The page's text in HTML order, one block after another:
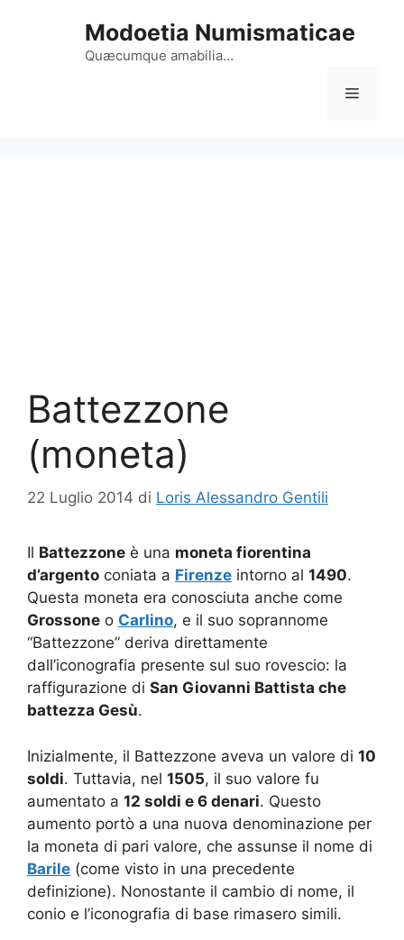
Modoetia Numismaticae
Quæcumque amabilia…
Menu
Battezzone
(moneta)
22 Luglio 2014 di Loris Alessandro Gentili
Il Battezzone è una moneta fiorentina
d’argento coniata a Firenze intorno al 1490.
Questa moneta era conosciuta anche come
Grossone o Carlino, e il suo soprannome
“Battezzone” deriva direttamente
dall’iconografia presente sul suo rovescio: la
raffigurazione di San Giovanni Battista che
battezza Gesù.
Inizialmente, il Battezzone aveva un valore di 10
soldi. Tuttavia, nel 1505, il suo valore fu
aumentato a 12 soldi e 6 denari. Questo
aumento portò a una nuova denominazione per
la moneta di pari valore, che assunse il nome di
Barile (come visto in una precedente
definizione). Nonostante il cambio di nome, il
conio e l’iconografia di base rimasero simili.